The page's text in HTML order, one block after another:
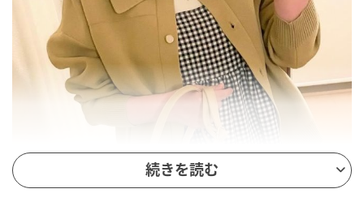
続きを読む